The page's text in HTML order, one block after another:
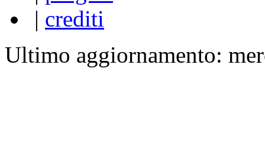
| crediti
Ultimo aggiornamento: